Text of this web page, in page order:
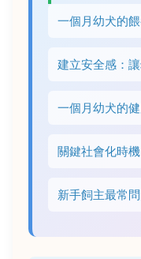
一個月幼犬的
建立安全感：
一個月幼犬的
關鍵社會化時
新手飼主最常